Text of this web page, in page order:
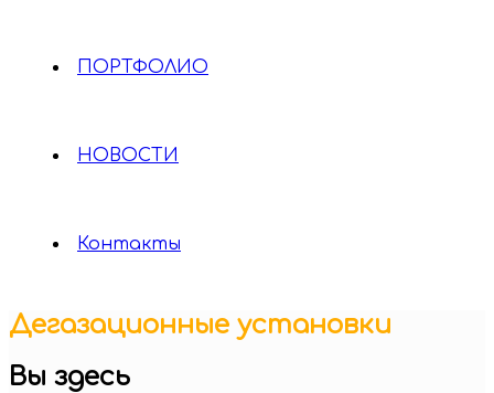
ПОРТФОЛИО
НОВОСТИ
Контакты
Дегазационные установки
Вы здесь